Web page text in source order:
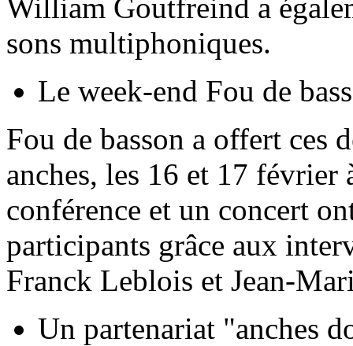
William Goutfreind a
sons multiphoniques.
Le week-end Fou de
Fou de basson a offert ces
anches, les 16 et 17 février
conférence et un concert
participants grâce aux
Franck Leblois et Jean-
Un partenariat "anches